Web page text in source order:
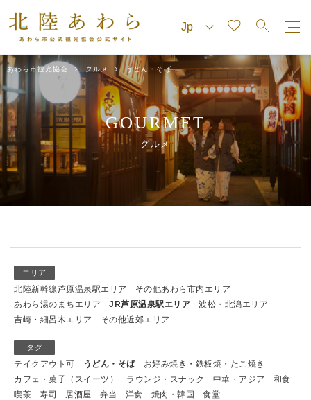
あわら市観光協会 グルメ うどん・そば
GOURMET
グルメ
エリア
北陸新幹線芦原温泉駅エリア
その他あわら市内エリア
あわら湯のまちエリア
JR芦原温泉駅エリア
波松・北潟エリア
吉崎・細呂木エリア
その他近郊エリア
タグ
テイクアウト可 うどん・そば
お好み焼き・鉄板焼・たこ焼き
カフェ・菓子（スイーツ）
ラウンジ・スナック 中華・アジア
和食
喫茶
寿司 居酒屋 弁当 洋食 焼肉・韓国 食堂